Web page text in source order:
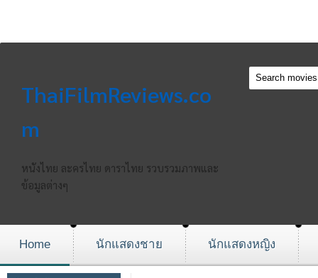
ThaiFilmReviews.co
m
หนังไทย ละครไทย ดาราไทย รวบรวมภาพและ
ข้อมูลต่างๆ
Home นักแสดงชาย นักแสดงหญิง